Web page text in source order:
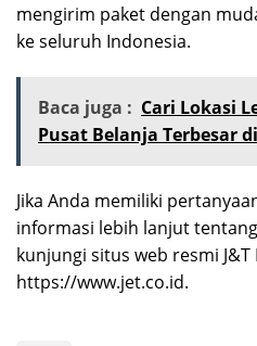
mengirim paket dengan
ke seluruh Indonesia.
Baca juga : Cari Lokasi
Pusat Belanja Terbesar
Jika Anda memiliki
informasi lebih lanjut
kunjungi situs web resmi J&T
https://www.jet.co.id.